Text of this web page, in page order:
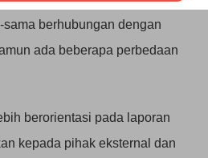
berhubungan dengan
ada beberapa perbedaan
berorientasi pada laporan
kepada pihak eksternal dan